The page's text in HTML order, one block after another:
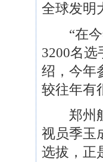
全球发明
“在今
3200名
绍，今年
较往年有
郑州航
视员季玉
选拔，正